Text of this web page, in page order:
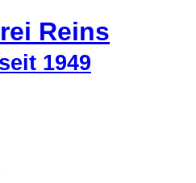
Reins
1949